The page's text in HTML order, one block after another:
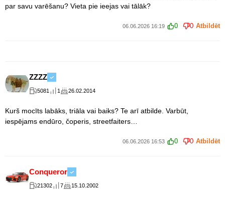
par savu varēšanu? Vieta pie ieejas vai tālāk?
06.06.2026 16:19 0 0 Atbildēt
ZZZZ
5081 1 26.02.2014
Kurš mocīts labāks, triāla vai baiks? Te arī atbilde. Varbūt,
iespējams endūro, čoperis, streetfaiters…
06.06.2026 16:53 0 0 Atbildēt
Conqueror
21302 7 15.10.2002